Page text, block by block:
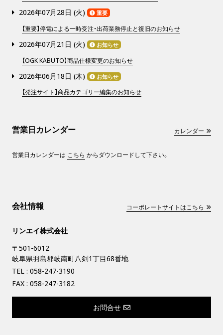
2026年07月28日 (火) 重要
【重要】停電による一時受注・出荷業務停止と復旧のお知らせ
2026年07月21日 (火) お知らせ
【OGK KABUTO】商品仕様変更のお知らせ
2026年06月18日 (木) お知らせ
【発注サイト】商品カテゴリー編集のお知らせ
営業日カレンダー カレンダー
営業日カレンダーは こちら からダウンロードして下さい。
会社情報 コーポレートサイトはこちら
リンエイ株式会社
〒501-6012
岐阜県羽島郡岐南町八剣1丁目68番地
TEL : 058-247-3190
FAX : 058-247-3182
お問合せ